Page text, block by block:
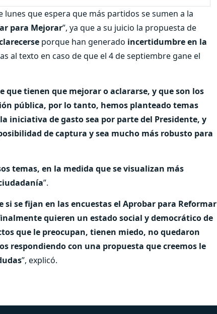
lunes que espera que más partidos se sumen a la
para Mejorar”, ya que a su juicio la propuesta de
porque han generado incertidumbre en la
al texto en caso de que el 4 de septiembre gane el
que tienen que mejorar o aclararse, y que son los
pública, por lo tanto, hemos planteado temas
iniciativa de gasto sea por parte del Presidente, y
de captura y sea mucho más robusto para
temas, en la medida que se visualizan más
”.
se fijan en las encuestas el Aprobar para Reformar
quieren un estado social y democrático de
que le preocupan, tienen miedo, no quedaron
respondiendo con una propuesta que creemos le
”, explicó.